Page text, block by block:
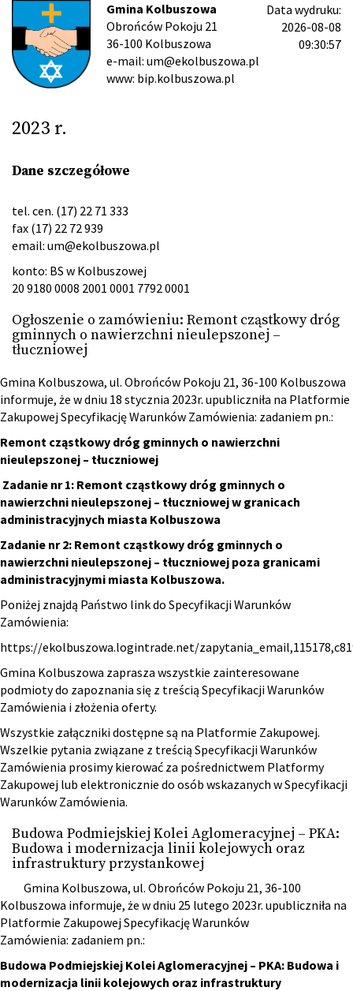
Gmina Kolbuszowa
Obrońców Pokoju 21
36-100 Kolbuszowa
e-mail: um@ekolbuszowa.pl
www: bip.kolbuszowa.pl
Data wydruku:
2026-08-08
09:30:57
2023 r.
Dane szczegółowe
tel. cen. (17) 22 71 333
fax (17) 22 72 939
email: um@ekolbuszowa.pl
konto: BS w Kolbuszowej
20 9180 0008 2001 0001 7792 0001
Ogłoszenie o zamówieniu: Remont cząstkowy dróg
gminnych o nawierzchni nieulepszonej –
tłuczniowej
Gmina Kolbuszowa, ul. Obrońców Pokoju 21, 36-100 Kolbuszowa
informuje, że w dniu 18 stycznia 2023r. upubliczniła na Platformie
Zakupowej Specyfikację Warunków Zamówienia: zadaniem pn.:
Remont cząstkowy dróg gminnych o nawierzchni
nieulepszonej – tłuczniowej
Zadanie nr 1: Remont cząstkowy dróg gminnych o
nawierzchni nieulepszonej – tłuczniowej w granicach
administracyjnych miasta Kolbuszowa
Zadanie nr 2: Remont cząstkowy dróg gminnych o
nawierzchni nieulepszonej – tłuczniowej poza granicami
administracyjnymi miasta Kolbuszowa.
Poniżej znajdą Państwo link do Specyfikacji Warunków
Zamówienia:
https://ekolbuszowa.logintrade.net/
Gmina Kolbuszowa zaprasza wszystkie zainteresowane
podmioty do zapoznania się z treścią Specyfikacji Warunków
Zamówienia i złożenia oferty.
Wszystkie załączniki dostępne są na Platformie Zakupowej.
Wszelkie pytania związane z treścią Specyfikacji Warunków
Zamówienia prosimy kierować za pośrednictwem Platformy
Zakupowej lub elektronicznie do osób wskazanych w Specyfikacji
Warunków Zamówienia.
Budowa Podmiejskiej Kolei Aglomeracyjnej – PKA:
Budowa i modernizacja linii kolejowych oraz
infrastruktury przystankowej
Gmina Kolbuszowa, ul. Obrońców Pokoju 21, 36-100
Kolbuszowa informuje, że w dniu 25 lutego 2023r. upubliczniła na
Platformie Zakupowej Specyfikację Warunków
Zamówienia: zadaniem pn.:
Budowa Podmiejskiej Kolei Aglomeracyjnej – PKA: Budowa i
modernizacja linii kolejowych oraz infrastruktury